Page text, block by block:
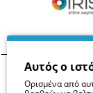
Αυτός ο
Ορισμένα από